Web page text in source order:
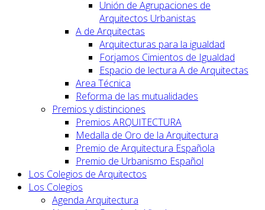
Unión de Agrupaciones de
Arquitectos Urbanistas
A de Arquitectas
Arquitecturas para la igualdad
Forjamos Cimientos de Igualdad
Espacio de lectura A de Arquitectas
Area Técnica
Reforma de las mutualidades
Premios y distinciones
Premios ARQUITECTURA
Medalla de Oro de la Arquitectura
Premio de Arquitectura Española
Premio de Urbanismo Español
Los Colegios de Arquitectos
Los Colegios
Agenda Arquitectura